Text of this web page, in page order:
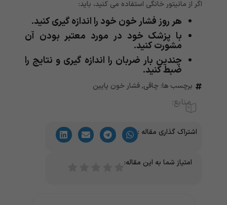
اگر از مانیتور خانگی استفاده می کنید، باید:
هر روز فشار خون خود را اندازه گیری کنید.
با پزشک خود در مورد معتبر بودن آن
مشورت کنید.
چندین بار ضربان را اندازه گیری و نتایج را
ضبط کنید.
برچسب ها: چاقی,فشار خون پایین
منابع:
اشتراک گذاری مقاله :
امتیاز شما به این مقاله: